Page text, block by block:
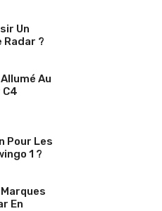
Un
?
Au
Pour Les
1 ?
En